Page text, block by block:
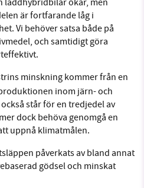
laddhybridbilar ökar, men
är fortfarande låg i
Vi behöver satsa både på
och samtidigt göra
minskning kommer från en
inom järn- och
står för en tredjedel av
dock behöva genomgå en
uppnå klimatmålen.
påverkats av bland annat
gödsel och minskat